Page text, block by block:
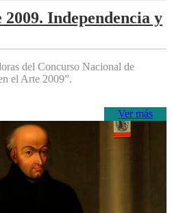
Independencia y
del Concurso Nacional de
el Arte 2009”.
Ver más